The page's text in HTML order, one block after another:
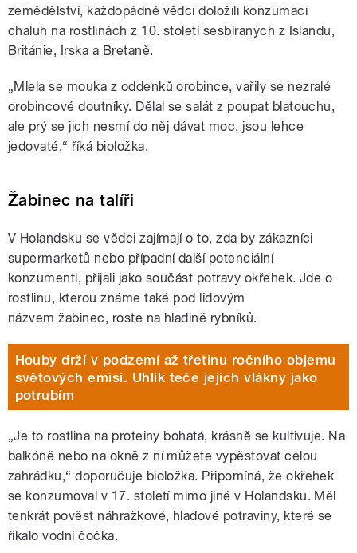
zemědělství, každopádně vědci doložili konzumaci
chaluh na rostlinách z 10. století sesbíraných z Islandu,
Británie, Irska a Bretaně.
„Mlela se mouka z oddenků orobince, vařily se nezralé
orobincové doutníky. Dělal se salát z poupat blatouchu,
ale prý se jich nesmí do něj dávat moc, jsou lehce
jedovaté,“ říká bioložka.
Žabinec na talíři
V Holandsku se vědci zajímají o to, zda by zákazníci
supermarketů nebo případní další potenciální
konzumenti, přijali jako součást potravy okřehek. Jde o
rostlinu, kterou známe také pod lidovým
názvem žabinec, roste na hladině rybníků.
Houby drží v podzemí až třetinu ročního objemu
světových emisí. Uhlík teče jejich vlákny jako
potrubím
„Je to rostlina na proteiny bohatá, krásně se kultivuje. Na
balkóně nebo na okně z ní můžete vypěstovat celou
zahrádku,“ doporučuje bioložka. Připomíná, že okřehek
se konzumoval v 17. století mimo jiné v Holandsku. Měl
tenkrát pověst náhražkové, hladové potraviny, které se
říkalo vodní čočka.